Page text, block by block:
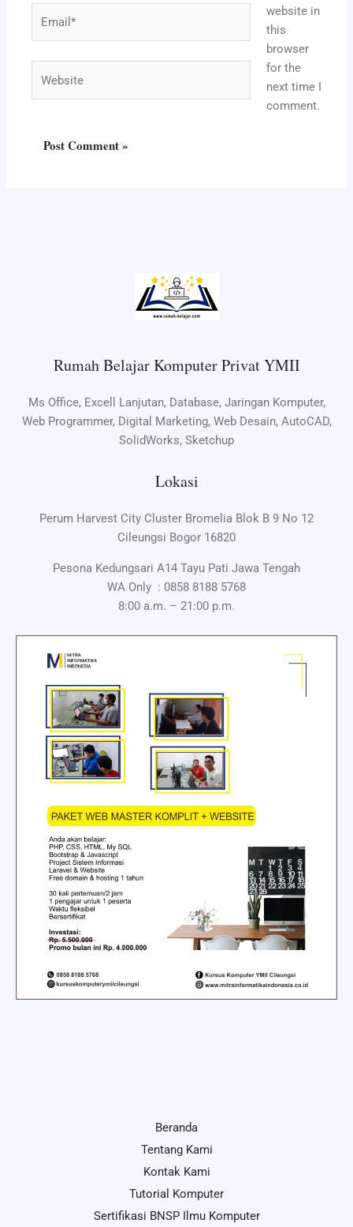
website in
this
browser
for the
next time I
comment.
Rumah Belajar Komputer Privat YMII
Ms Office, Excell Lanjutan, Database, Jaringan Komputer,
Web Programmer, Digital Marketing, Web Desain, AutoCAD,
SolidWorks, Sketchup
Lokasi
Perum Harvest City Cluster Bromelia Blok B 9 No 12
Cileungsi Bogor 16820
Pesona Kedungsari A14 Tayu Pati Jawa Tengah
WA Only : 0858 8188 5768
8:00 a.m. – 21:00 p.m.
Beranda
Tentang Kami
Kontak Kami
Tutorial Komputer
Sertifikasi BNSP Ilmu Komputer